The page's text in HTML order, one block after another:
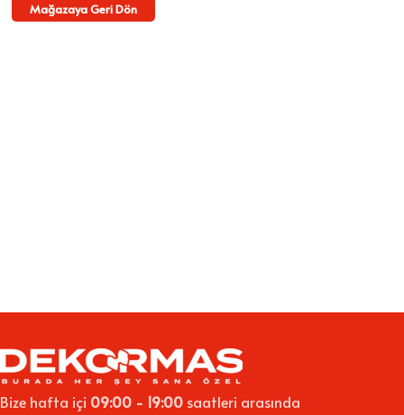
Mağazaya Geri Dön
Bize hafta içi 09:00 - 19:00 saatleri arasında